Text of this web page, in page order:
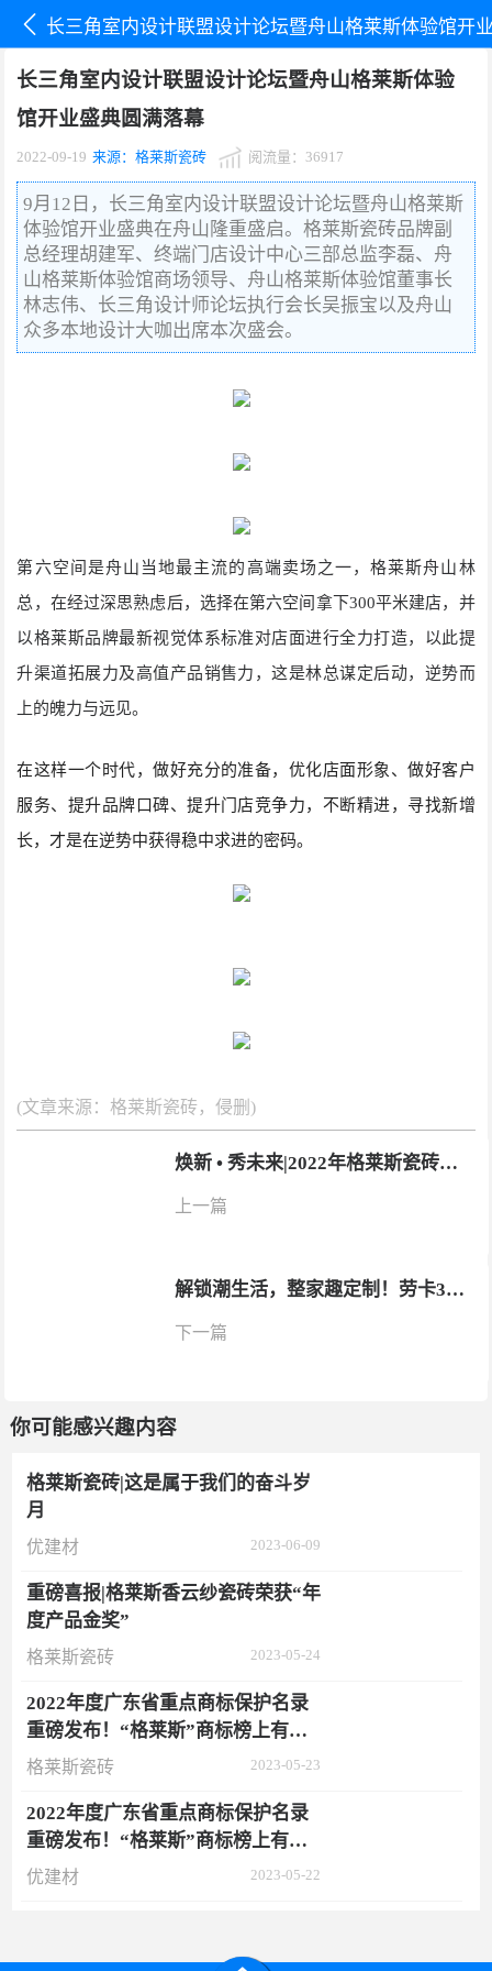
长三角室内设计联盟设计论坛暨舟山格莱斯体验馆开
长三角室内设计联盟设计论坛暨舟山格莱斯体验
馆开业盛典圆满落幕
2022-09-19 来源：格莱斯瓷砖 阅流量：36917
9月12日，长三角室内设计联盟设计论坛暨舟山格莱斯
体验馆开业盛典在舟山隆重盛启。格莱斯瓷砖品牌副
总经理胡建军、终端门店设计中心三部总监李磊、舟
山格莱斯体验馆商场领导、舟山格莱斯体验馆董事长
林志伟、长三角设计师论坛执行会长吴振宝以及舟山
众多本地设计大咖出席本次盛会。
第六空间是舟山当地最主流的高端卖场之一，格莱斯舟山林
总，在经过深思熟虑后，选择在第六空间拿下300平米建店，并
以格莱斯品牌最新视觉体系标准对店面进行全力打造，以此提
升渠道拓展力及高值产品销售力，这是林总谋定后动，逆势而
上的魄力与远见。
在这样一个时代，做好充分的准备，优化店面形象、做好客户
服务、提升品牌口碑、提升门店竞争力，不断精进，寻找新增
长，才是在逆势中获得稳中求进的密码。
(文章来源：格莱斯瓷砖，侵删)
焕新 • 秀未来|2022年格莱斯瓷砖区域核心经销峰会（长沙站）圆满召开
上一篇
解锁潮生活，整家趣定制！劳卡3大产品系列和6大生活空间场景闪耀CCHF广州展
下一篇
你可能感兴趣内容
格莱斯瓷砖|这是属于我们的奋斗岁
月
优建材 2023-06-09
重磅喜报|格莱斯香云纱瓷砖荣获“年
度产品金奖”
格莱斯瓷砖 2023-05-24
2022年度广东省重点商标保护名录
重磅发布！“格莱斯”商标榜上有
名！
格莱斯瓷砖 2023-05-23
2022年度广东省重点商标保护名录
重磅发布！“格莱斯”商标榜上有
名！
优建材 2023-05-22